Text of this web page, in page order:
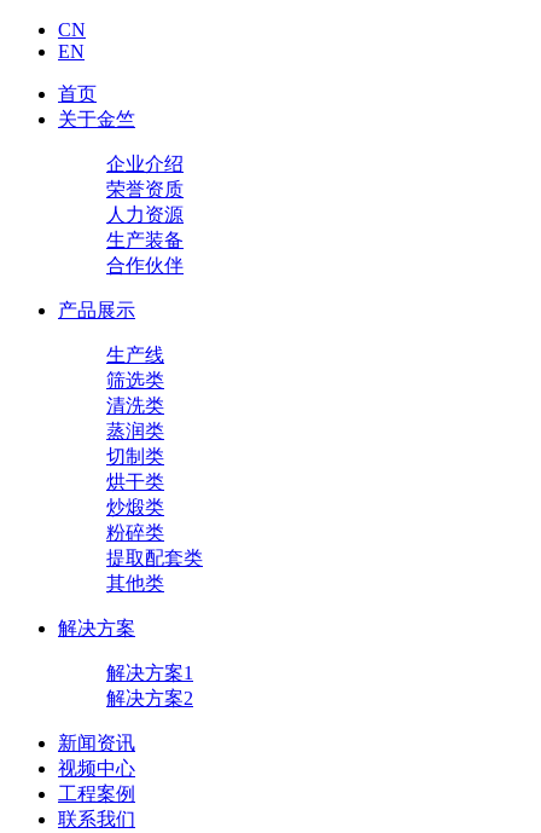
CN
EN
首页
关于金竺
企业介绍
荣誉资质
人力资源
生产装备
合作伙伴
产品展示
生产线
筛选类
清洗类
蒸润类
切制类
烘干类
炒煅类
粉碎类
提取配套类
其他类
解决方案
解决方案1
解决方案2
新闻资讯
视频中心
工程案例
联系我们